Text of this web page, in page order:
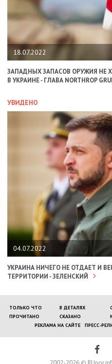
18.07.2022
ЗАПАДНЫХ ЗАПАСОВ ОРУЖИЯ НЕ
В УКРАИНЕ - ГЛАВА NORTHROP
УВИДЕНО
04.07.2022
УКРАИНА НИЧЕГО НЕ ОТДАЕТ И
ТЕРРИТОРИИ - ЗЕЛЕНСКИЙ
ТОЛЬКО ЧТО В ДЕТАЛЯХ
ПРОЧИТАНО
СКАЗАНО
РЕКЛАМА НА САЙТЕ
ПРЕСС-